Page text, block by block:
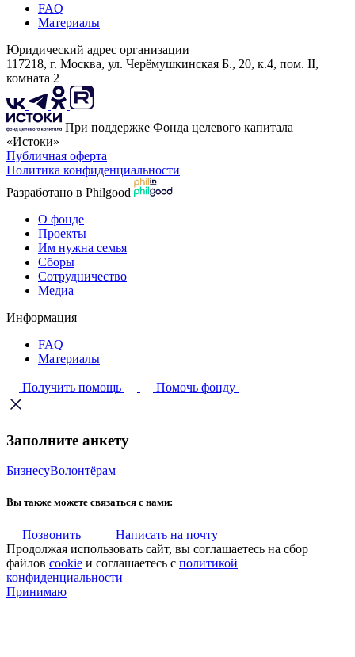
FAQ
Материалы
Юридический адрес организации
117218, г. Москва, ул. Черёмушкинская Б., 20, к.4, пом. II,
комната 2
При поддержке Фонда целевого капитала
«Истоки»
Публичная оферта
Политика конфиденциальности
Разработано в Philgood
О фонде
Проекты
Им нужна семья
Сборы
Сотрудничество
Медиа
Информация
FAQ
Материалы
Получить помощь Помочь фонду
Заполните анкету
БизнесуВолонтёрам
Вы также можете связаться с нами:
Позвонить
Написать на почту
Продолжая использовать сайт, вы соглашаетесь на сбор
файлов cookie и соглашаетесь с политикой
конфиденциальности
Принимаю